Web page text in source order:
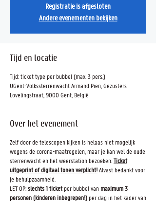
Registratie is afgesloten
Andere evenementen bekijken
Tijd en locatie
Tijd: ticket type per bubbel (max. 3 pers.)
UGent-Volkssterrenwacht Armand Pien, Gezusters
Lovelingstraat, 9000 Gent, België
Over het evenement
Zelf door de telescopen kijken is helaas niet mogelijk
wegens de corona-maatregelen, maar je kan wel de oude
sterrenwacht en het weerstation bezoeken. Ticket
uitgeprint of digitaal tonen verplicht!Alvast bedankt voor
je behulpzaamheid.
LET OP:slechts 1 ticketper bubbel van maximum 3
personen (kinderen inbegrepen!) per dag in het kader van